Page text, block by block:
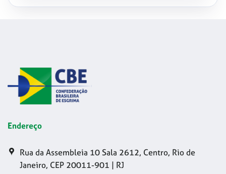
Endereço
Rua da Assembleia 10 Sala 2612, Centro, Rio de
Janeiro, CEP 20011-901 | RJ